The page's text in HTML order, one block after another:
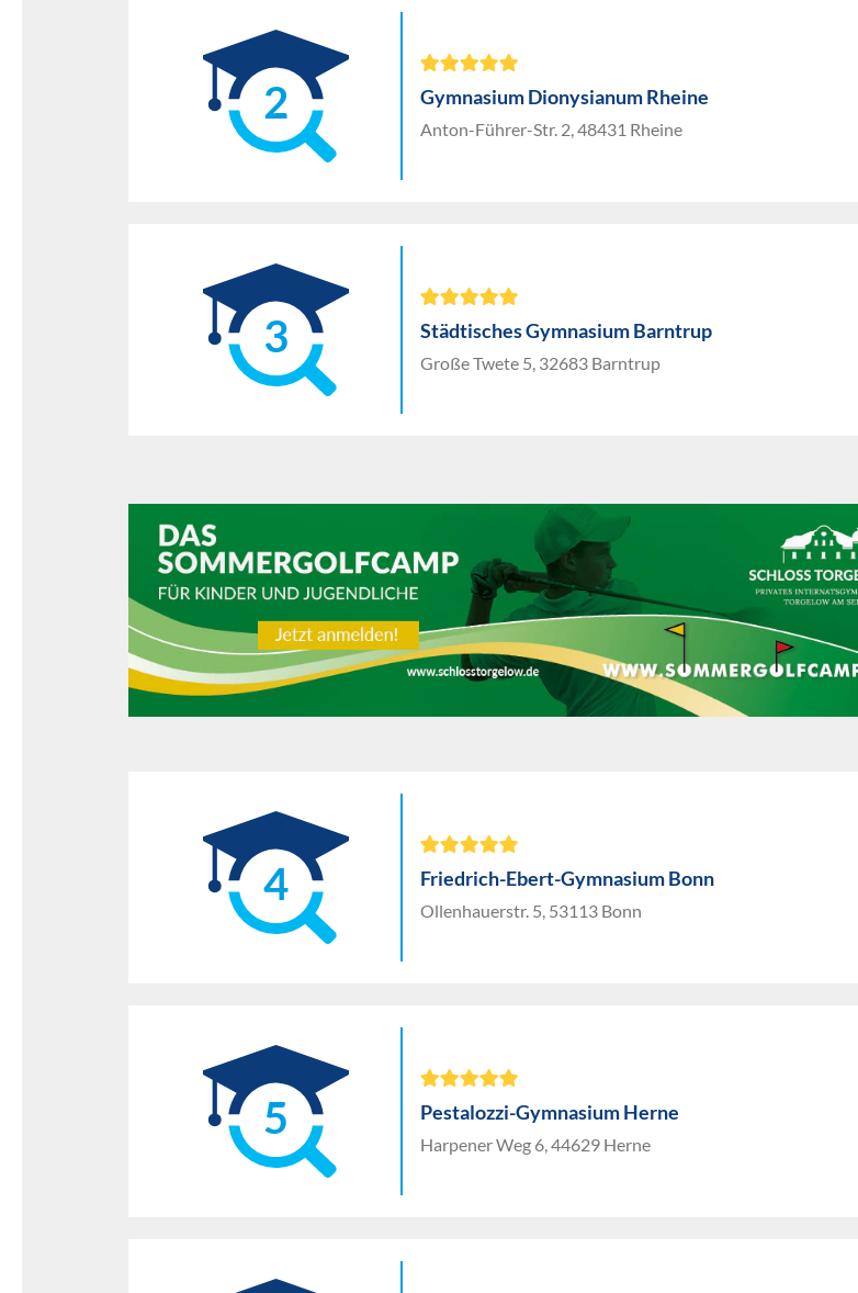
2 Gymnasium Dionysianum Rheine
Anton-Führer-Str. 2, 48431 Rheine
3 Städtisches Gymnasium Barntrup
Große Twete 5, 32683 Barntrup
4 Friedrich-Ebert-Gymnasium Bonn
Ollenhauerstr. 5, 53113 Bonn
5 Pestalozzi-Gymnasium Herne
Harpener Weg 6, 44629 Herne